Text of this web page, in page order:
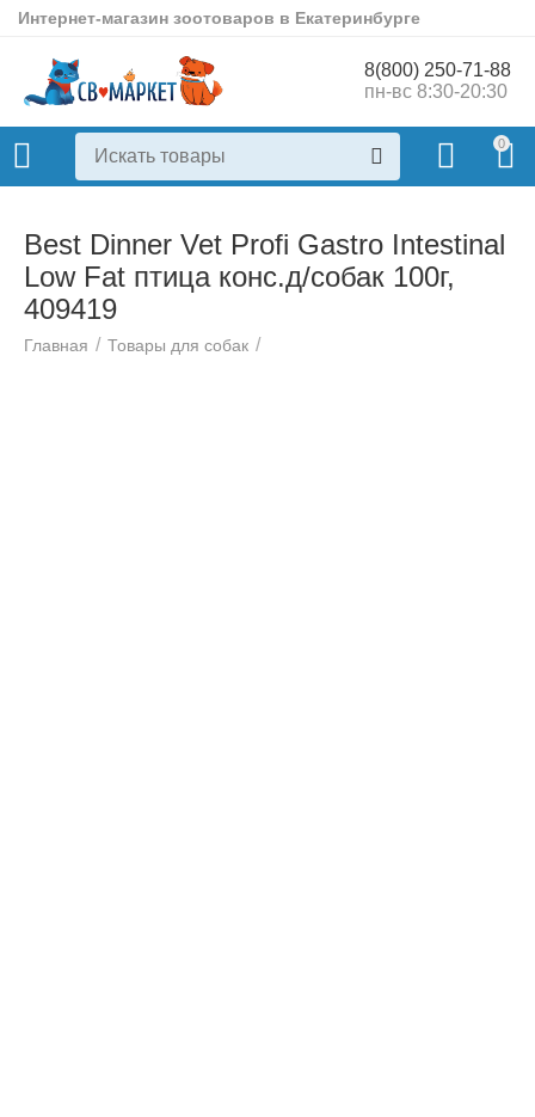
Интернет-магазин зоотоваров в Екатеринбурге
8(800) 250-71-88
пн-вс 8:30-20:30
0
Best Dinner Vet Profi Gastro Intestinal
Low Fat птица конс.д/собак 100г,
409419
Главная / Товары для собак /